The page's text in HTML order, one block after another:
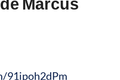
91ipoh2dPm